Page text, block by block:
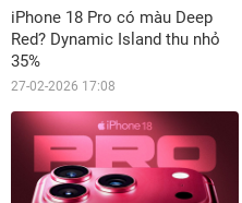
iPhone 18 Pro có màu Deep
Red? Dynamic Island thu nhỏ
35%
27-02-2026 17:08